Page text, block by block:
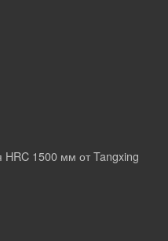
HRC 1500 мм от Tangxing